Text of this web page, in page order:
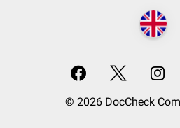
© 2026 DocCheck